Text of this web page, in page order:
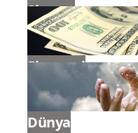
Siyaset
Ekonomi
Dünya